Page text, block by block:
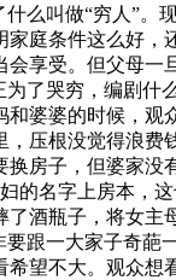
么叫做“穷人”。
庭条件这么好，
享受。但父母一
了哭穷，编剧什
婆婆的时候，观
压根没觉得浪费
房子，但婆家没
的名字上房本，
酒瓶子，将女主
跟一大家子奇葩
望不大。观众想